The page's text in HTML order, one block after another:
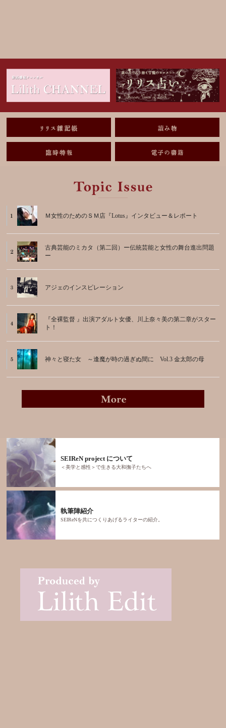
Ｍ女性のためのＳＭ店『Lotus』インタビュー＆レポート
古典芸能のミカタ（第二回）ー伝統芸能と女性の舞台進出問題
ー
アジェのインスピレーション
『全裸監督 』出演アダルト女優、川上奈々美の第二章がスター
ト！
神々と寝た女 ～逢魔が時の過ぎぬ間に Vol.3 金太郎の母
SEIReN project について
＜美学と感性＞で生きる大和撫子たちへ
執筆陣紹介
SEIReNを共につくりあげるライターの紹介。